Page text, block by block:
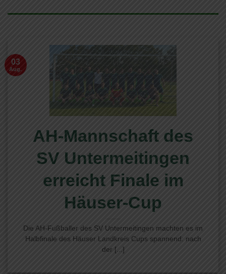
AH-Mannschaft des
SV Untermeitingen
erreicht Finale im
Häuser-Cup
Die AH-Fußballer des SV Untermeitingen machten es im
Halbfinale des Häuser Landkreis Cups spannend: nach
der [...]
03
Aug.